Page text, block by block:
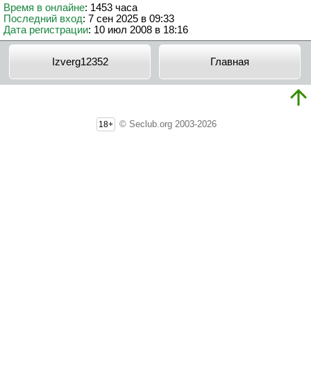
Время в онлайне: 1453 часа
Последний вход: 7 сен 2025 в 09:33
Дата регистрации: 10 июл 2008 в 18:16
Izverg12352 Главная
18+ © Seclub.org 2003-2026